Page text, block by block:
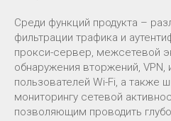
Среди функций продукта –
фильтрации трафика и
прокси-сервер, межсетевой
обнаружения вторжений, VPN,
пользователей Wi-Fi, а также
мониторингу сетевой
позволяющим проводить